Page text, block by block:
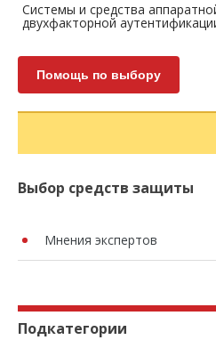
Системы и средства
двухфакторной
Помощь по выбору
Выбор средств защиты
Мнения экспертов
Подкатегории